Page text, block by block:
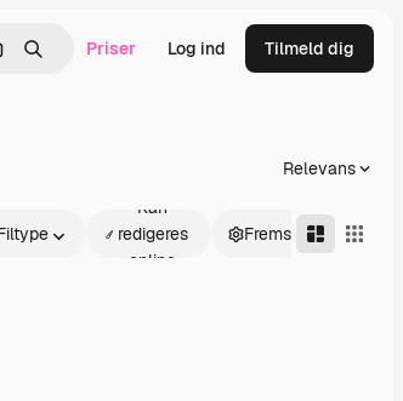
efter billede
Søge Priser Log ind Tilmeld dig
Relevans
Kan
redigeres
online
Fremskreden